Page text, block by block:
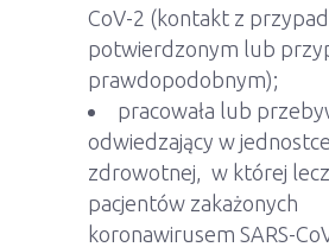
CoV-2 (kontakt z
potwierdzonym lub
prawdopodobnym);
pracowała lub
odwiedzający w
zdrowotnej, w której
pacjentów zakażonych
koronawirusem SARS-